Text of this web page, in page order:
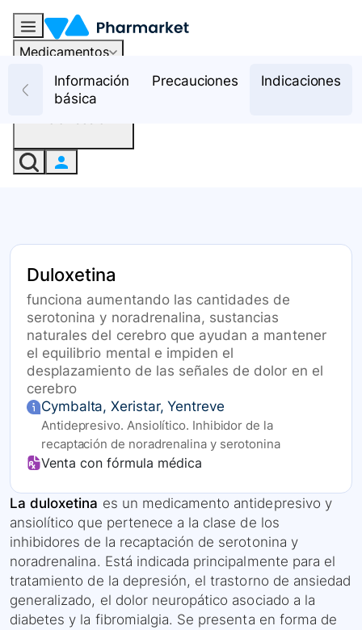
Medicamentos
RecursosInformación
básica
Precauciones Indicaciones
Duloxetina
funciona aumentando las cantidades de
serotonina y noradrenalina, sustancias
naturales del cerebro que ayudan a mantener
el equilibrio mental e impiden el
desplazamiento de las señales de dolor en el
cerebro
Cymbalta, Xeristar, Yentreve
Antidepresivo. Ansiolítico. Inhibidor de la
recaptación de noradrenalina y serotonina
Venta con fórmula médica
La duloxetina es un medicamento antidepresivo y
ansiolítico que pertenece a la clase de los
inhibidores de la recaptación de serotonina y
noradrenalina. Está indicada principalmente para el
tratamiento de la depresión, el trastorno de ansiedad
generalizado, el dolor neuropático asociado a la
diabetes y la fibromialgia. Se presenta en forma de